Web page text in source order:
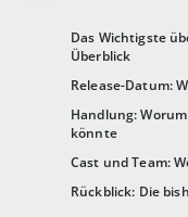
Das Wichtigste
Überblick
Release-Datum:
Handlung:
könnte
Cast und Team:
Rückblick: Die